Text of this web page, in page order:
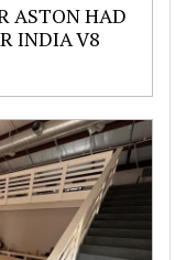
ASTON HAD
INDIA V8